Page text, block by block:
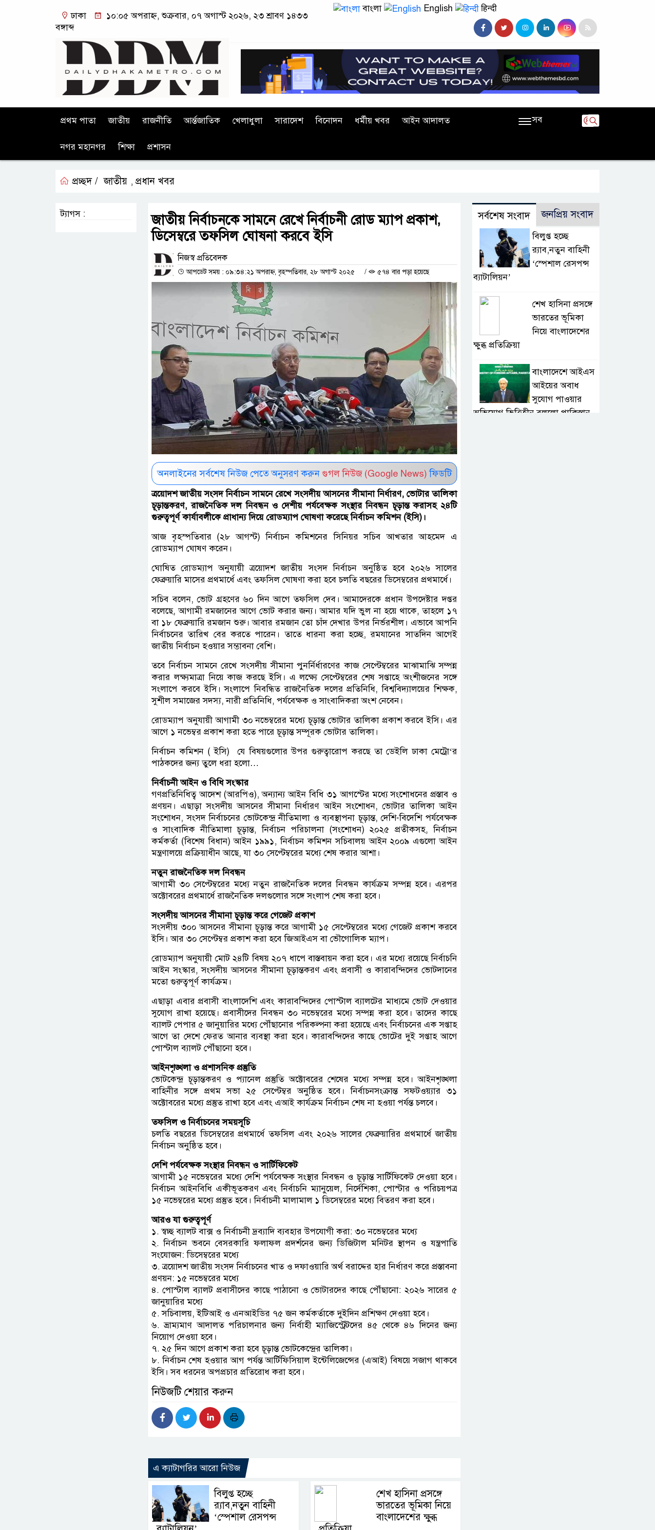
ঢাকা
১০:০৫ অপরাহ্ন, শুক্রবার, ০৭ অগাস্ট ২০২৬, ২৩ শ্রাবণ ১৪৩৩
বঙ্গাব্দ
বাংলা English हिन्दी
প্রথম পাতা জাতীয় রাজনীতি আর্ন্তজাতিক খেলাধুলা সারাদেশ বিনোদন ধর্মীয় খবর আইন আদালত
নগর মহানগর শিক্ষা প্রশাসন
সব
প্রচ্ছদ / জাতীয় , প্রধান খবর
জাতীয় নির্বাচনকে সামনে রেখে নির্বাচনী রোড ম্যাপ প্রকাশ,
ডিসেম্বরে তফসিল ঘোষনা করবে ইসি
নিজস্ব প্রতিবেদক
আপডেট সময় : ০৯:৩৪:২১ অপরাহ্ন, বৃহস্পতিবার, ২৮ অগাস্ট ২০২৫ / ৫৭৪ বার পড়া হয়েছে
অনলাইনের সর্বশেষ নিউজ পেতে অনুসরণ করুন গুগল নিউজ (Google News) ফিডটি
ত্রয়োদশ জাতীয় সংসদ নির্বাচন সামনে রেখে সংসদীয় আসনের সীমানা নির্ধারণ, ভোটার তালিকা
চূড়ান্তকরণ, রাজনৈতিক দল নিবন্ধন ও দেশীয় পর্যবেক্ষক সংস্থার নিবন্ধন চূড়ান্ত করাসহ ২৪টি
গুরুত্বপূর্ণ কার্যাবলীকে প্রাধান্য দিয়ে রোডম্যাপ ঘোষণা করেছে নির্বাচন কমিশন (ইসি)।
আজ বৃহস্পতিবার (২৮ আগস্ট) নির্বাচন কমিশনের সিনিয়র সচিব আখতার আহমেদ এ
রোডম্যাপ ঘোষণ করেন।
ঘোষিত রোডম্যাপ অনুযায়ী ত্রয়োদশ জাতীয় সংসদ নির্বাচন অনুষ্ঠিত হবে ২০২৬ সালের
ফেব্রুয়ারি মাসের প্রথমার্ধে এবং তফসিল ঘোষণা করা হবে চলতি বছরের ডিসেম্বরের প্রথমার্ধে।
সচিব বলেন, ভোট গ্রহণের ৬০ দিন আগে তফসিল দেব। আমাদেরকে প্রধান উপদেষ্টার দপ্তর
বলেছে, আগামী রমজানের আগে ভোট করার জন্য। আমার যদি ভুল না হয়ে থাকে, তাহলে ১৭
বা ১৮ ফেব্রুয়ারি রমজান শুরু। আবার রমজান তো চাঁদ দেখার উপর নির্ভরশীল। এভাবে আপনি
নির্বাচনের তারিখ বের করতে পারেন। তাতে ধারনা করা হচ্ছে, রমযানের সাতদিন আগেই
জাতীয় নির্বাচন হওয়ার সম্ভাবনা বেশি।
তবে নির্বাচন সামনে রেখে সংসদীয় সীমানা পুনর্নির্ধারণের কাজ সেপ্টেম্বরের মাঝামাঝি সম্পন্ন
করার লক্ষ্যমাত্রা নিয়ে কাজ করছে ইসি। এ লক্ষ্যে সেপ্টেম্বরের শেষ সপ্তাহে অংশীজনের সঙ্গে
সংলাপে করবে ইসি। সংলাপে নিবন্ধিত রাজনৈতিক দলের প্রতিনিধি, বিশ্ববিদ্যালয়ের শিক্ষক,
সুশীল সমাজের সদস্য, নারী প্রতিনিধি, পর্যবেক্ষক ও সাংবাদিকরা অংশ নেবেন।
রোডম্যাপ অনুযায়ী আগামী ৩০ নভেম্বরের মধ্যে চূড়ান্ত ভোটার তালিকা প্রকাশ করবে ইসি। এর
আগে ১ নভেম্বর প্রকাশ করা হতে পারে চূড়ান্ত সম্পূরক ভোটার তালিকা।
নির্বাচন কমিশন ( ইসি) যে বিষয়গুলোর উপর গুরুত্বারোপ করছে তা ডেইলি ঢাকা মেট্রো‘র
পাঠকদের জন্য তুলে ধরা হলো…
নির্বাচনী আইন ও বিধি সংস্কার
গণপ্রতিনিধিত্ব আদেশ (আরপিও), অন্যান্য আইন বিধি ৩১ আগস্টের মধ্যে সংশোধনের প্রস্তাব ও
প্রণয়ন। এছাড়া সংসদীয় আসনের সীমানা নির্ধারণ আইন সংশোধন, ভোটার তালিকা আইন
সংশোধন, সংসদ নির্বাচনের ভোটকেন্দ্র নীতিমালা ও ব্যবস্থাপনা চূড়ান্ত, দেশি-বিদেশি পর্যবেক্ষক
ও সাংবাদিক নীতিমালা চূড়ান্ত, নির্বাচন পরিচালনা (সংশোধন) ২০২৫ প্রতীকসহ, নির্বাচন
কর্মকর্তা (বিশেষ বিধান) আইন ১৯৯১, নির্বাচন কমিশন সচিবালয় আইন ২০০৯ এগুলো আইন
মন্ত্রণালয়ে প্রক্রিয়াধীন আছে, যা ৩০ সেপ্টেম্বরের মধ্যে শেষ করার আশা।
নতুন রাজনৈতিক দল নিবন্ধন
আগামী ৩০ সেপ্টেম্বরের মধ্যে নতুন রাজনৈতিক দলের নিবন্ধন কার্যক্রম সম্পন্ন হবে। এরপর
অক্টোবরের প্রথমার্ধে রাজনৈতিক দলগুলোর সঙ্গে সংলাপ শেষ করা হবে।
সংসদীয় আসনের সীমানা চূড়ান্ত করে গেজেট প্রকাশ
সংসদীয় ৩০০ আসনের সীমানা চূড়ান্ত করে আগামী ১৫ সেপ্টেম্বরের মধ্যে গেজেট প্রকাশ করবে
ইসি। আর ৩০ সেপ্টেম্বর প্রকাশ করা হবে জিআইএস বা ভৌগোলিক ম্যাপ।
রোডম্যাপ অনুযায়ী মোট ২৪টি বিষয় ২০৭ ধাপে বাস্তবায়ন করা হবে। এর মধ্যে রয়েছে নির্বাচনি
আইন সংস্কার, সংসদীয় আসনের সীমানা চূড়ান্তকরণ এবং প্রবাসী ও কারাবন্দিদের ভোটদানের
মতো গুরুত্বপূর্ণ কার্যক্রম।
এছাড়া এবার প্রবাসী বাংলাদেশি এবং কারাবন্দিদের পোস্টাল ব্যালটের মাধ্যমে ভোট দেওয়ার
সুযোগ রাখা হয়েছে। প্রবাসীদের নিবন্ধন ৩০ নভেম্বরের মধ্যে সম্পন্ন করা হবে। তাদের কাছে
ব্যালট পেপার ৫ জানুয়ারির মধ্যে পৌঁছানোর পরিকল্পনা করা হয়েছে এবং নির্বাচনের এক সপ্তাহ
আগে তা দেশে ফেরত আনার ব্যবস্থা করা হবে। কারাবন্দিদের কাছে ভোটের দুই সপ্তাহ আগে
পোস্টাল ব্যালট পৌঁছানো হবে।
আইনশৃঙ্খলা ও প্রশাসনিক প্রস্তুতি
ভোটকেন্দ্র চূড়ান্তকরণ ও প্যানেল প্রস্তুতি অক্টোবরের শেষের মধ্যে সম্পন্ন হবে। আইনশৃঙ্খলা
বাহিনীর সঙ্গে প্রথম সভা ২৫ সেপ্টেম্বর অনুষ্ঠিত হবে। নির্বাচনসংক্রান্ত সফটওয়্যার ৩১
অক্টোবরের মধ্যে প্রস্তুত রাখা হবে এবং এআই কার্যক্রম নির্বাচন শেষ না হওয়া পর্যন্ত চলবে।
তফসিল ও নির্বাচনের সময়সূচি
চলতি বছরের ডিসেম্বরের প্রথমার্ধে তফসিল এবং ২০২৬ সালের ফেব্রুয়ারির প্রথমার্ধে জাতীয়
নির্বাচন অনুষ্ঠিত হবে।
দেশি পর্যবেক্ষক সংস্থার নিবন্ধন ও সার্টিফিকেট
আগামী ১৫ নভেম্বরের মধ্যে দেশি পর্যবেক্ষক সংস্থার নিবন্ধন ও চূড়ান্ত সার্টিফিকেট দেওয়া হবে।
নির্বাচন আইনবিধি একীভূতকরণ এবং নির্বাচনি ম্যানুয়েল, নির্দেশিকা, পোস্টার ও পরিচয়পত্র
১৫ নভেম্বরের মধ্যে প্রস্তুত হবে। নির্বাচনী মালামাল ১ ডিসেম্বরের মধ্যে বিতরণ করা হবে।
আরও যা গুরুত্বপূর্ণ
১. স্বচ্ছ ব্যালট বাক্স ও নির্বাচনী দ্রব্যাদি ব্যবহার উপযোগী করা: ৩০ নভেম্বরের মধ্যে
২. নির্বাচন ভবনে বেসরকারি ফলাফল প্রদর্শনের জন্য ডিজিটাল মনিটর স্থাপন ও যন্ত্রপাতি
সংযোজন: ডিসেম্বরের মধ্যে
৩. ত্রয়োদশ জাতীয় সংসদ নির্বাচনের খাত ও দফাওয়ারি অর্থ বরাদ্দের হার নির্ধারণ করে প্রস্তাবনা
প্রণয়ন: ১৫ নভেম্বরের মধ্যে
৪. পোস্টাল ব্যালট প্রবাসীদের কাছে পাঠানো ও ভোটারদের কাছে পৌঁছানো: ২০২৬ সারের ৫
জানুয়ারির মধ্যে
৫. সচিবালয়, ইটিআই ও এনআইডির ৭৫ জন কর্মকর্তাকে দুইদিন প্রশিক্ষণ দেওয়া হবে।
৬. ভ্রাম্যমাণ আদালত পরিচালনার জন্য নির্বাহী ম্যাজিস্ট্রেটদের ৪৫ থেকে ৪৬ দিনের জন্য
নিয়োগ দেওয়া হবে।
৭. ২৫ দিন আগে প্রকাশ করা হবে চূড়ান্ত ভোটকেন্দ্রের তালিকা।
৮. নির্বাচন শেষ হওয়ার আগ পর্যন্ত আর্টিফিসিয়াল ইন্টেলিজেন্সের (এআই) বিষয়ে সজাগ থাকবে
ইসি। সব ধরনের অপপ্রচার প্রতিরোধ করা হবে।
নিউজটি শেয়ার করুন
এ ক্যাটাগরির আরো নিউজ
বিলুপ্ত হচ্ছে
র‍্যাব,নতুন বাহিনী
‘স্পেশাল রেসপন্স
শেখ হাসিনা প্রসঙ্গে
ভারতের ভূমিকা নিয়ে
বাংলাদেশের ক্ষুব্ধ
ট্যাগস : সর্বশেষ সংবাদ জনপ্রিয় সংবাদ
বিলুপ্ত হচ্ছে
র‍্যাব,নতুন বাহিনী
‘স্পেশাল রেসপন্স
ব্যাটালিয়ন’
শেখ হাসিনা প্রসঙ্গে
ভারতের ভূমিকা
নিয়ে বাংলাদেশের
ক্ষুব্ধ প্রতিক্রিয়া
বাংলাদেশে আইএস
আইয়ের অবাধ
সুযোগ পাওয়ার
অভিযোগ ভিত্তিহীন বললো পাকিস্তান